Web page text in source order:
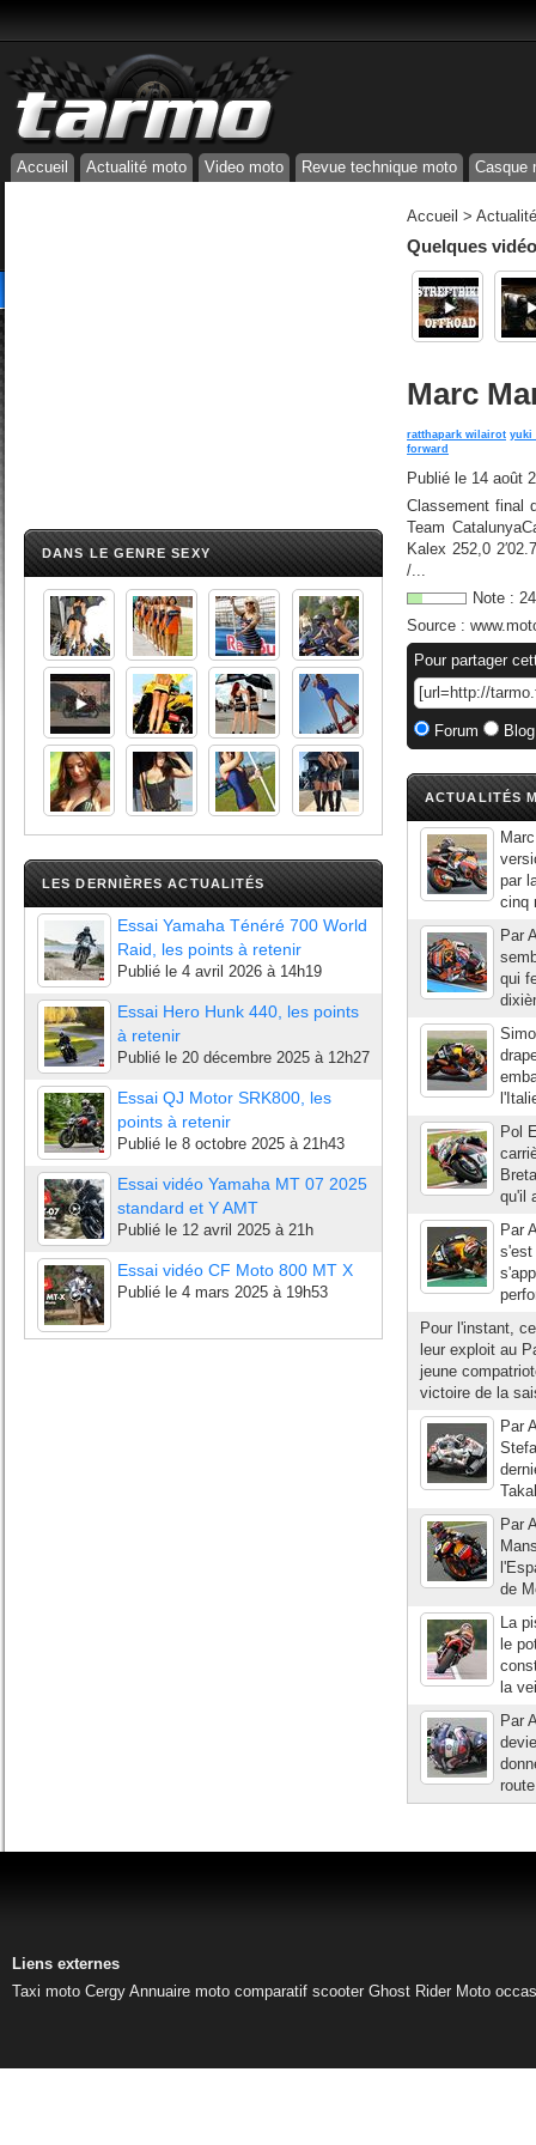
Accueil Actualité moto Video moto Revue technique moto Casque
DANS LE GENRE SEXY
LES DERNIÈRES ACTUALITÉS
Essai Yamaha Ténéré 700 World
Raid, les points à retenir
Publié le 4 avril 2026 à 14h19
Essai Hero Hunk 440, les points
à retenir
Publié le 20 décembre 2025 à 12h27
Essai QJ Motor SRK800, les
points à retenir
Publié le 8 octobre 2025 à 21h43
Essai vidéo Yamaha MT 07 2025
standard et Y AMT
Publié le 12 avril 2025 à 21h
Essai vidéo CF Moto 800 MT X
Publié le 4 mars 2025 à 19h53
Accueil >
Quelques
Marc
ratthapark wilairot yuki
forward
Publié le 14 août
Classement final
Team
Kalex 252,0
/...
Note : 24
Source :
Pour partager
Forum
ACTUALITÉS
par
cinq
Par
qui
Pol
qu'il
Par
s'est
Pour l'instant,
leur exploit au
jeune
victoire de la
Par
Par
de
La
le
la
Par
Liens externes
Taxi moto Cergy Annuaire moto comparatif scooter Ghost Rider Moto